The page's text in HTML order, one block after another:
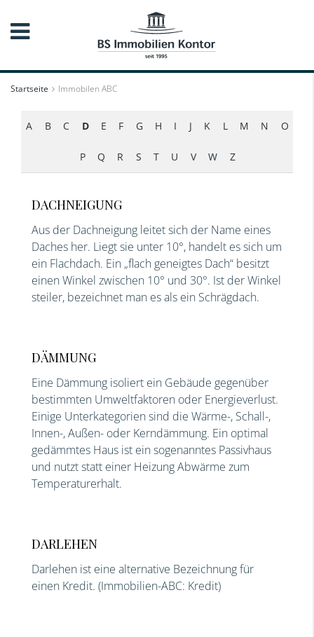
Startseite Immobilen ABC
A B C D E F G H I J K L M N O
P Q R S T U V W Z
DACHNEIGUNG
Aus der Dachneigung leitet sich der Name eines
Daches her. Liegt sie unter 10°, handelt es sich um
ein Flachdach. Ein „flach geneigtes Dach“ besitzt
einen Winkel zwischen 10° und 30°. Ist der Winkel
steiler, bezeichnet man es als ein Schrägdach.
DÄMMUNG
Eine Dämmung isoliert ein Gebäude gegenüber
bestimmten Umweltfaktoren oder Energieverlust.
Einige Unterkategorien sind die Wärme-, Schall-,
Innen-, Außen- oder Kerndämmung. Ein optimal
gedämmtes Haus ist ein sogenanntes Passivhaus
und nutzt statt einer Heizung Abwärme zum
Temperaturerhalt.
DARLEHEN
Darlehen ist eine alternative Bezeichnung für
einen Kredit. (Immobilien-ABC: Kredit)